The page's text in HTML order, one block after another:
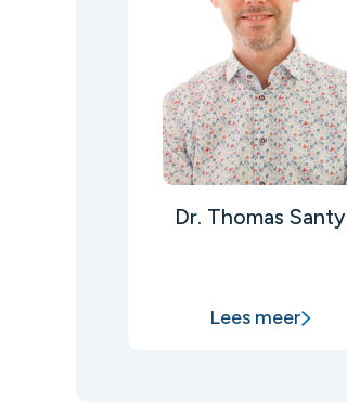
Dr. Thomas Santy
Lees meer